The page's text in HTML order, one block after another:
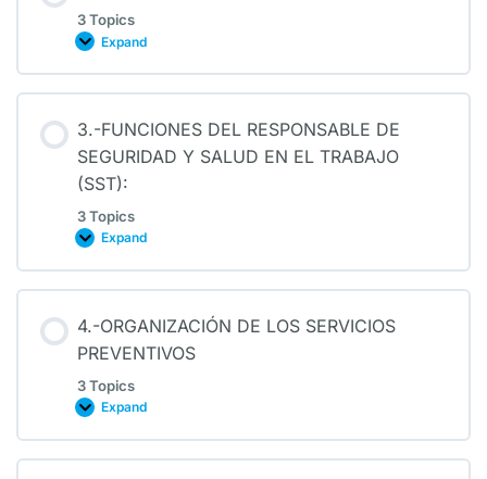
3 Topics
Expand
3.-FUNCIONES DEL RESPONSABLE DE
SEGURIDAD Y SALUD EN EL TRABAJO
(SST):
3 Topics
Expand
4.-ORGANIZACIÓN DE LOS SERVICIOS
PREVENTIVOS
3 Topics
Expand